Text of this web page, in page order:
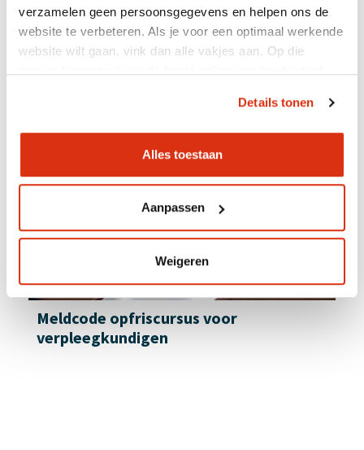
verzamelen geen persoonsgegevens en helpen ons de
website te verbeteren. Als je voor een optimaal werkende
website wilt gaan, vink dan alle vakjes aan. Op die
Details tonen
Alles toestaan
Aanpassen
Weigeren
Accreditatiepunten
0
Doorlooptijd
Meldcode opfriscursus voor
verpleegkundigen